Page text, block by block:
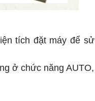
tích đặt máy để sử
ở chức năng AUTO,